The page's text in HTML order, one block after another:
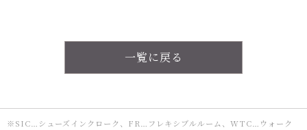
一覧に戻る
※SIC…シューズインクローク、FR…フレキシブルルーム、WTC…ウォーク